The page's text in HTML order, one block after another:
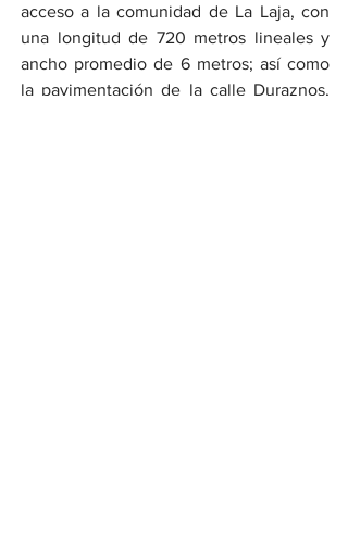
acceso a la comunidad de La Laja, con
una longitud de 720 metros lineales y
ancho promedio de 6 metros; así como
la pavimentación de la calle Duraznos,